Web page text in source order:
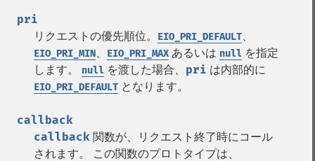
pri
リクエストの優先順位。
EIO_PRI_DEFAULT、
EIO_PRI_MIN、 EIO_PRI_MAXあるいは null を指定
します。
null を渡した場合、 pri は内部的に
EIO_PRI_DEFAULT となります。
callback
callback 関数が、リクエスト終了時にコール
されます。 この関数のプロトタイプは、